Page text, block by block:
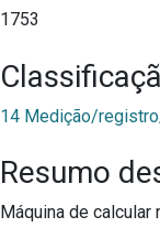
1753
14 Medição/
Resumo
Máquina de calcular